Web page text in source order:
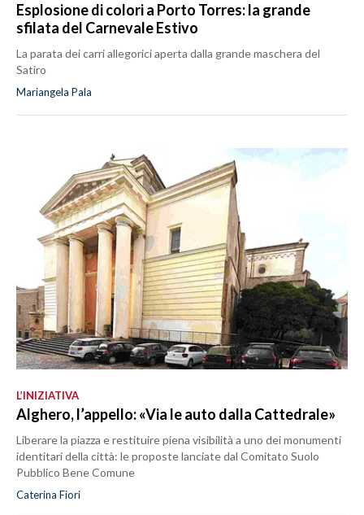
Esplosione di colori a Porto Torres: la grande
sfilata del Carnevale Estivo
La parata dei carri allegorici aperta dalla grande maschera del
Satiro
Mariangela Pala
L’INIZIATIVA
Alghero, l’appello: «Via le auto dalla Cattedrale»
Liberare la piazza e restituire piena visibilità a uno dei monumenti
identitari della città: le proposte lanciate dal Comitato Suolo
Pubblico Bene Comune
Caterina Fiori